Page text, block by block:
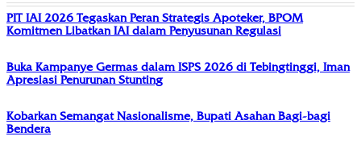
PIT IAI 2026 Tegaskan Peran Strategis Apoteker, BPOM
Komitmen Libatkan IAI dalam Penyusunan Regulasi
Buka Kampanye Germas dalam ISPS 2026 di Tebingtinggi, Iman
Apresiasi Penurunan Stunting
Kobarkan Semangat Nasionalisme, Bupati Asahan Bagi-bagi
Bendera